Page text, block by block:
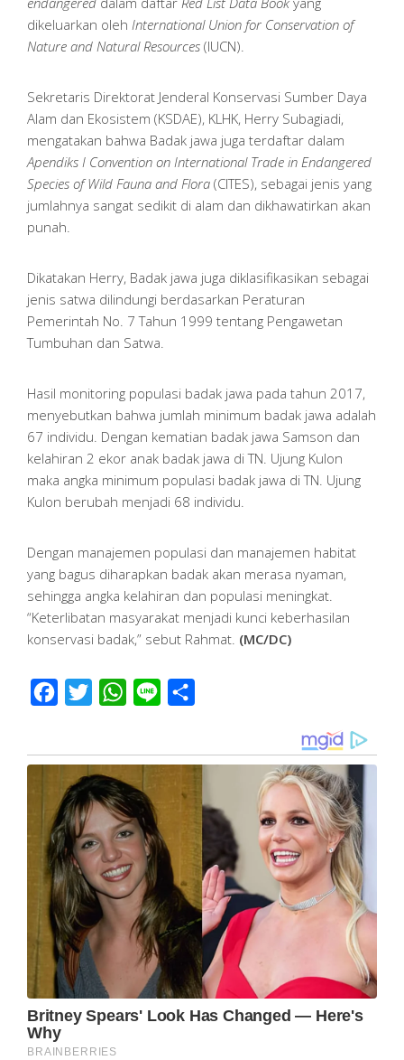
dikeluarkan oleh International Union for Conservation of
Nature and Natural Resources (IUCN).
Sekretaris Direktorat Jenderal Konservasi Sumber Daya
Alam dan Ekosistem (KSDAE), KLHK, Herry Subagiadi,
mengatakan bahwa Badak jawa juga terdaftar dalam
Apendiks I Convention on International Trade in Endangered
Species of Wild Fauna and Flora (CITES), sebagai jenis yang
jumlahnya sangat sedikit di alam dan dikhawatirkan akan
punah.
Dikatakan Herry, Badak jawa juga diklasifikasikan sebagai
jenis satwa dilindungi berdasarkan Peraturan
Pemerintah No. 7 Tahun 1999 tentang Pengawetan
Tumbuhan dan Satwa.
Hasil monitoring populasi badak jawa pada tahun 2017,
menyebutkan bahwa jumlah minimum badak jawa adalah
67 individu. Dengan kematian badak jawa Samson dan
kelahiran 2 ekor anak badak jawa di TN. Ujung Kulon
maka angka minimum populasi badak jawa di TN. Ujung
Kulon berubah menjadi 68 individu.
Dengan manajemen populasi dan manajemen habitat
yang bagus diharapkan badak akan merasa nyaman,
sehingga angka kelahiran dan populasi meningkat.
“Keterlibatan masyarakat menjadi kunci keberhasilan
konservasi badak,” sebut Rahmat. (MC/DC)
Facebook
Twitter WhatsApp
Line